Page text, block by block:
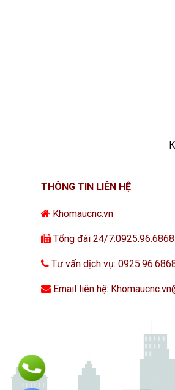
THÔNG TIN LIÊN HỆ
Khomaucnc.vn
Tổng đài 24/
Tư vấn dịch vụ:
Email liên hệ: